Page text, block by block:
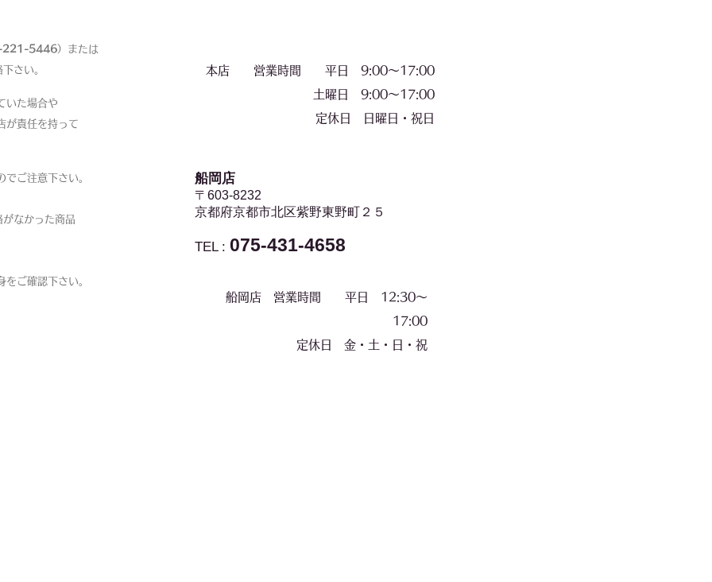
221-5446）または
下さい。
いた場合や
責任を持って
ご注意下さい。
なかった商品
ご確認下さい。
本店 営業時間 平日 9:00〜17:00
土曜日 9:00〜17:00
定休日 ​日曜日・祝日
船岡店
〒603-8232
京都府京都市北区紫野東野町２５
TEL : 075-431-4658
船岡店 営業時間 平日 12:30〜
17:00
定休日 金・土・日・祝